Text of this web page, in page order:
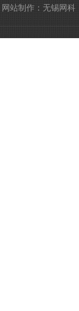
网站制作 ： 无锡网科